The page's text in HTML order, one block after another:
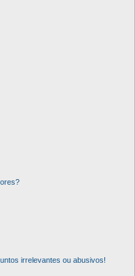
irrelevantes ou abusivos!